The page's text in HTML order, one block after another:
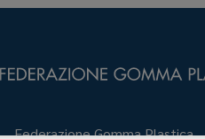
Federazione Gomma Plastica